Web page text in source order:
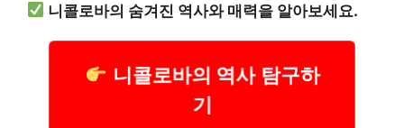
니콜로바의 숨겨진 역사와 매력을 알아보세요.
니콜로바의 역사 탐구하
기